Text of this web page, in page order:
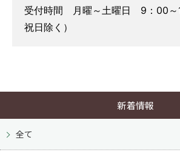
受付時間 月曜～土曜日 9：00～
祝日除く）
新着情報
全て